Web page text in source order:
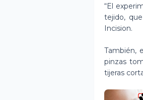
“El
tejido,
Incision.
También,
pinzas
tijeras